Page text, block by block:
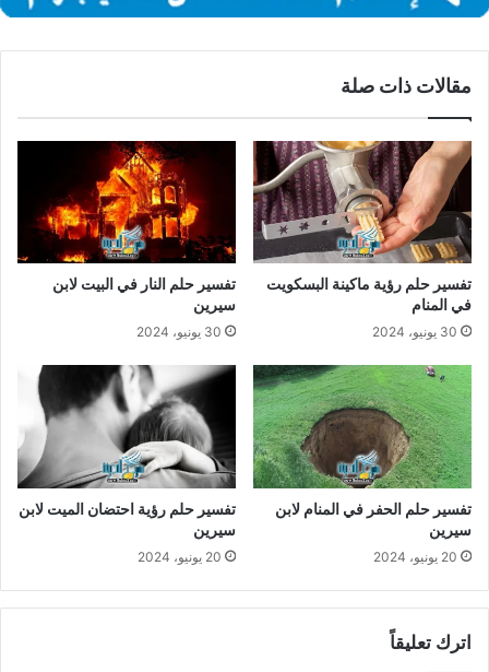
مقالات ذات صلة
تفسير حلم رؤية ماكينة البسكويت
في المنام
30 يونيو، 2024
تفسير حلم النار في البيت لابن
سيرين
30 يونيو، 2024
تفسير حلم الحفر في المنام لابن
سيرين
20 يونيو، 2024
تفسير حلم رؤية احتضان الميت لابن
سيرين
20 يونيو، 2024
اترك تعليقاً